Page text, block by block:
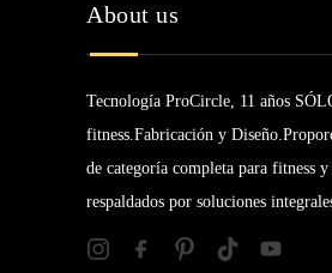
About us
Tecnología ProCircle, 11 años
fitness.Fabricación y
de categoría completa para fitness
respaldados por soluciones